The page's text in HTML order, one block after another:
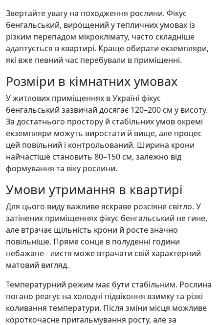
Звертайте увагу на походження рослини. Фікус
бенгальський, вирощений у тепличних умовах із
різким перепадом мікроклімату, часто складніше
адаптується в квартирі. Краще обирати екземпляри,
які вже певний час перебували в приміщенні.
Розміри в кімнатних умовах
У житлових приміщеннях в Україні фікус
бенгальський зазвичай досягає 120–200 см у висоту.
За достатнього простору й стабільних умов окремі
екземпляри можуть виростати й вище, але процес
цей повільний і контрольований. Ширина крони
найчастіше становить 80–150 см, залежно від
формування та віку рослини.
Умови утримання в квартирі
Для цього виду важливе яскраве розсіяне світло. У
затінених приміщеннях фікус бенгальський не гине,
але втрачає щільність крони й росте значно
повільніше. Пряме сонце в полуденні години
небажане - листя може втрачати свій характерний
матовий вигляд.
Температурний режим має бути стабільним. Рослина
погано реагує на холодні підвіконня взимку та різкі
коливання температури. Після зміни місця можливе
короткочасне пригальмування росту, але за